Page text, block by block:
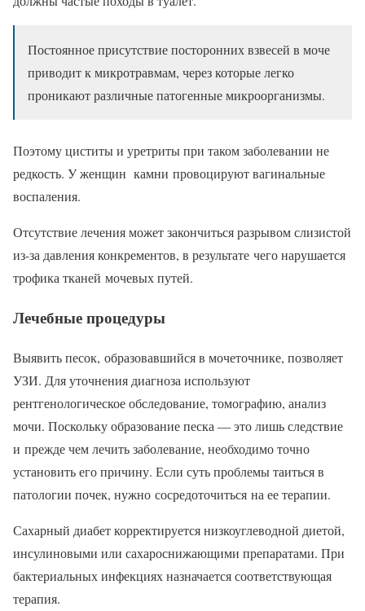
Постоянное присутствие посторонних взвесей в моче
приводит к микротравмам, через которые легко
проникают различные патогенные микроорганизмы.
Поэтому циститы и уретриты при таком заболевании не
редкость. У женщин камни провоцируют вагинальные
воспаления.
Отсутствие лечения может закончиться разрывом слизистой
из-за давления конкрементов, в результате чего нарушается
трофика тканей мочевых путей.
Лечебные процедуры
Выявить песок, образовавшийся в мочеточнике, позволяет
УЗИ. Для уточнения диагноза используют
рентгенологическое обследование, томографию, анализ
мочи. Поскольку образование песка — это лишь следствие
и прежде чем лечить заболевание, необходимо точно
установить его причину. Если суть проблемы таиться в
патологии почек, нужно сосредоточиться на ее терапии.
Сахарный диабет корректируется низкоуглеводной диетой,
инсулиновыми или сахароснижающими препаратами. При
бактериальных инфекциях назначается соответствующая
терапия.